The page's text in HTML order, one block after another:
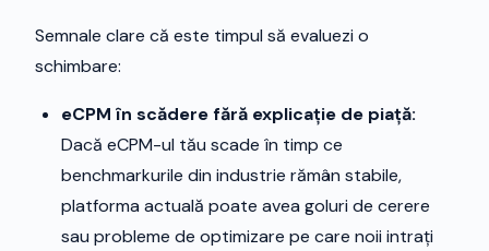
Semnale clare că este timpul să evaluezi o
schimbare:
eCPM în scădere fără explicație de piață:
Dacă eCPM-ul tău scade în timp ce
benchmarkurile din industrie rămân stabile,
platforma actuală poate avea goluri de cerere
sau probleme de optimizare pe care noii intrați